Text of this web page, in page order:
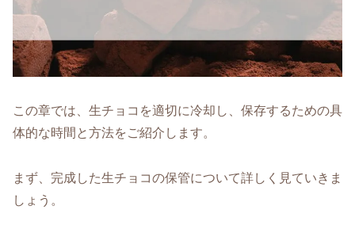
この章では、生チョコを適切に冷却し、保存するための具
体的な時間と方法をご紹介します。
まず、完成した生チョコの保管について詳しく見ていきま
しょう。